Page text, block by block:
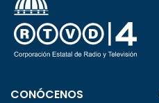
CONÓCENOS